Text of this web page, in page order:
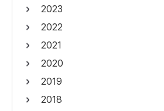
2023
2022
2021
2020
2019
2018